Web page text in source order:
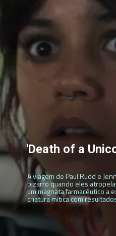
A viagem de Paul Rudd e
bizarro quando eles
um magnata farmacêutico a
criatura mítica com
'Death of a